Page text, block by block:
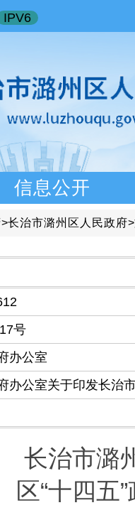
IPV6
信息公开
>长治市潞州区人民政府>
号
办公室
办公室关于印发长治
长治市潞
区“十四五